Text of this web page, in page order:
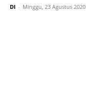
DI - Minggu, 23 Agustus 2020